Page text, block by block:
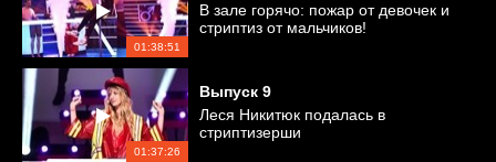
01:38:51
В зале горячо: пожар от девочек и
стриптиз от мальчиков!
01:37:26
Выпуск 9
Леся Никитюк подалась в
стриптизерши